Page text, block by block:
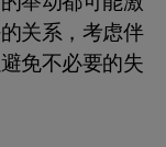
关系，考虑伴
免不必要的失